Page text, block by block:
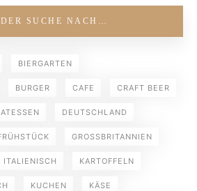
SUCHE NACH…
BIERGARTEN
BURGER CAFE CRAFT BEER
DEUTSCHLAND
GROSSBRITANNIEN
ITALIENISCH KARTOFFELN
KUCHEN KÄSE